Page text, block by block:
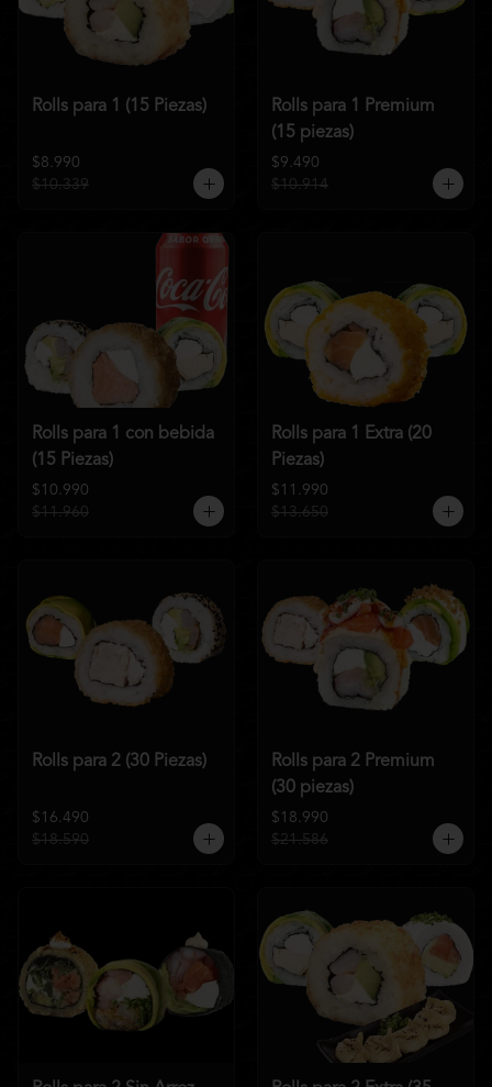
Rolls para 1 (15 Piezas)
$8.990
$10.339
Rolls para 1 Premium
(15 piezas)
$9.490
$10.914
Rolls para 1 con bebida
(15 Piezas)
$10.990
$11.960
Rolls para 1 Extra (20
Piezas)
$11.990
$13.650
Rolls para 2 (30 Piezas)
$16.490
$18.590
Rolls para 2 Premium
(30 piezas)
$18.990
$21.586